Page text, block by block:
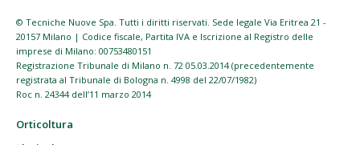
© Tecniche Nuove Spa. Tutti i diritti riservati. Sede legale Via Eritrea 21 -
20157 Milano | Codice fiscale, Partita IVA e Iscrizione al Registro delle
imprese di Milano: 00753480151
Registrazione Tribunale di Milano n. 72 05.03.2014 (precedentemente
registrata al Tribunale di Bologna n. 4998 del 22/07/1982)
Roc n. 24344 dell’11 marzo 2014
Orticoltura